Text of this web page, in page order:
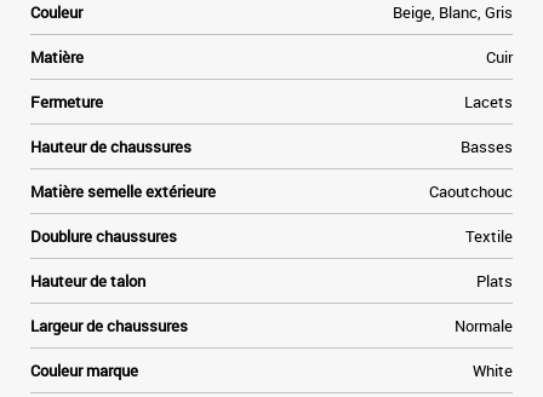
Couleur Beige, Blanc, Gris
Matière Cuir
Fermeture Lacets
Hauteur de chaussures Basses
Matière semelle extérieure Caoutchouc
Doublure chaussures Textile
Hauteur de talon Plats
Largeur de chaussures Normale
Couleur marque White